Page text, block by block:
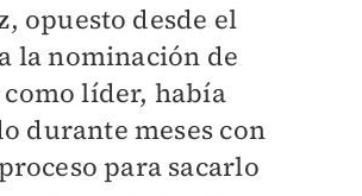
, opuesto desde el
la nominación de
como líder, había
durante meses con
para sacarlo